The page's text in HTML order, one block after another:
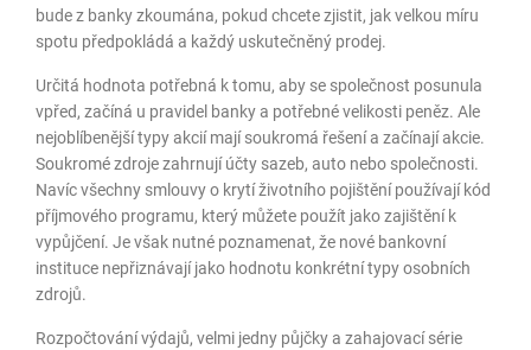
bude z banky zkoumána, pokud chcete zjistit, jak velkou míru
spotu předpokládá a každý uskutečněný prodej.
Určitá hodnota potřebná k tomu, aby se společnost posunula
vpřed, začíná u pravidel banky a potřebné velikosti peněz. Ale
nejoblíbenější typy akcií mají soukromá řešení a začínají akcie.
Soukromé zdroje zahrnují účty sazeb, auto nebo společnosti.
Navíc všechny smlouvy o krytí životního pojištění používají kód
příjmového programu, který můžete použít jako zajištění k
vypůjčení. Je však nutné poznamenat, že nové bankovní
instituce nepřiznávají jako hodnotu konkrétní typy osobních
zdrojů.
Rozpočtování výdajů, velmi jedny půjčky a zahajovací série